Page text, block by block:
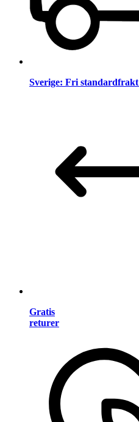
Sverige: Fri standardfrakt
Gratis
returer